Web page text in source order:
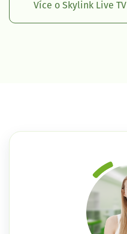
Více o Skylink Live TV